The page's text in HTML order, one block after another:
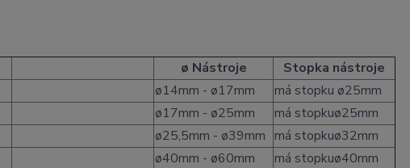
ø Nástroje
Stopka nástroje
ø14mm - ø17mm
má stopku ø25mm
ø17mm - ø25mm
má stopkuø25mm
ø25,5mm - ø39mm má stopkuø32mm
ø40mm - ø60mm
má stopkuø40mm